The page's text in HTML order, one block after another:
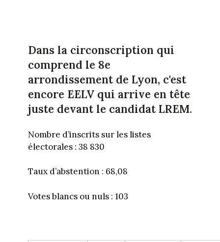
Dans la circonscription qui
comprend le 8e
arrondissement de Lyon, c'est
encore EELV qui arrive en tête
juste devant le candidat LREM.
Nombre d’inscrits sur les listes
électorales : 38 830
Taux d’abstention : 68,08
Votes blancs ou nuls : 103